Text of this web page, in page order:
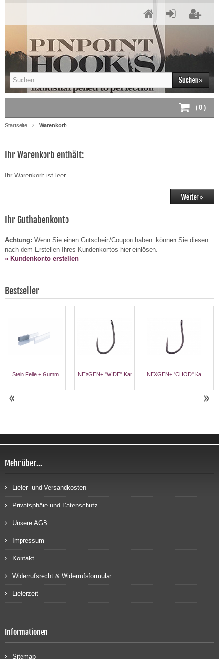
( 0 )
Startseite Warenkorb
Ihr Warenkorb enthält:
Ihr Warenkorb ist leer.
Ihr Guthabenkonto
Achtung: Wenn Sie einen Gutschein/Coupon haben, können Sie diesen
nach dem Erstellen Ihres Kundenkontos hier einlösen.
» Kundenkonto erstellen
Bestseller
Stein Feile + Gumm NEXGEN+ "WIDE" Kar NEXGEN+ "CHOD" Ka
Mehr über...
Liefer- und Versandkosten
Privatsphäre und Datenschutz
Unsere AGB
Impressum
Kontakt
Widerrufsrecht & Widerrufsformular
Lieferzeit
Informationen
Sitemap